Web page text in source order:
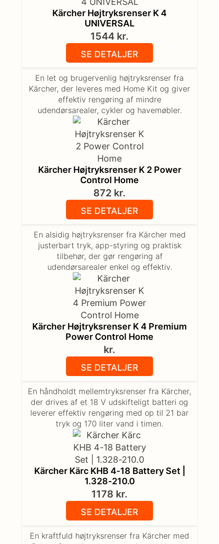
Kärcher Højtryksrenser K 4
UNIVERSAL
1544 kr.
SE DETALJER
Kärcher Højtryksrenser K 2 Power
Control Home
En let og brugervenlig højtryksrenser fra
Kärcher, der leveres med Home Kit og giver
effektiv rengøring af mindre
udendørsarealer, cykler og havemøbler.
872 kr.
SE DETALJER
Kärcher Højtryksrenser K 4 Premium
Power Control Home
En alsidig højtryksrenser fra Kärcher med
justerbart tryk, app-styring og praktisk
tilbehør, der gør rengøring af
udendørsarealer enkel og effektiv.
kr.
SE DETALJER
Kärcher Kärc KHB 4-18 Battery Set |
1.328-210.0
En håndholdt mellemtryksrenser fra Kärcher,
der drives af et 18 V udskifteligt batteri og
leverer effektiv rengøring med op til 21 bar
tryk og 170 liter vand i timen.
1178 kr.
SE DETALJER
En kraftfuld højtryksrenser fra Kärcher med